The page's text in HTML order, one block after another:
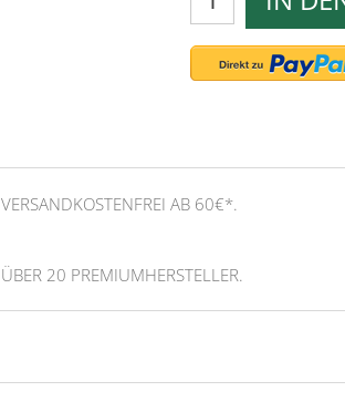
VERSANDKOSTENFREI AB 60€*.
ÜBER 20 PREMIUMHERSTELLER.